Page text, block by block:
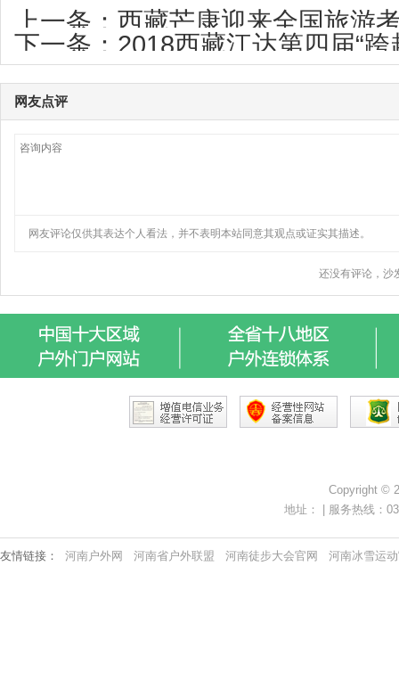
上一条： 西藏芒康迎来全国旅游
议
下一条： 2018西藏江达第四届“
路”圆满举行
Copyright ©
地址： | 服务热线：
友情链接： 河南户外网 河南省户外联盟 河南徒步大会官网 河南冰雪运